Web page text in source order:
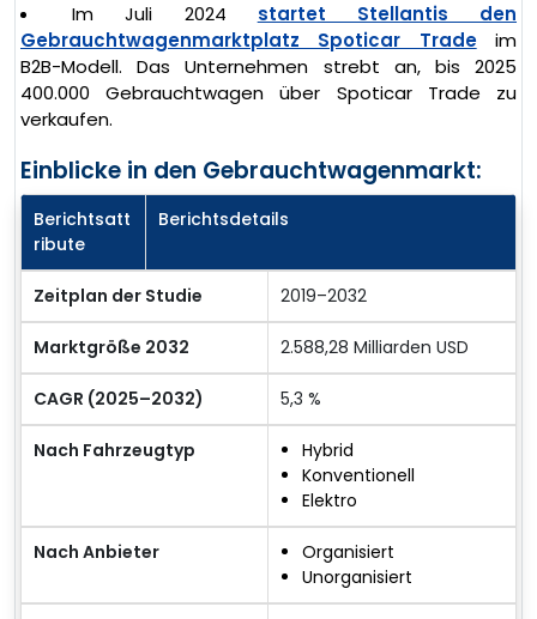
Im Juli 2024 startet Stellantis den
Gebrauchtwagenmarktplatz Spoticar Tradeim
B2B-Modell. Das Unternehmen strebt an, bis 2025
400.000 Gebrauchtwagen über Spoticar Trade zu
verkaufen.
Einblicke in den Gebrauchtwagenmarkt:
Berichtsatt
ribute
Berichtsdetails
Zeitplan der Studie 2019–2032
Marktgröße 2032 2.588,28 Milliarden USD
CAGR (2025–2032) 5,3 %
Nach Fahrzeugtyp
Hybrid
Konventionell
Elektro
Nach Anbieter
Organisiert
Unorganisiert